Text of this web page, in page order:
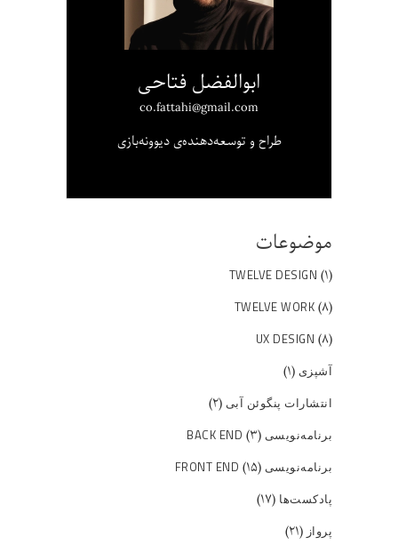
ابوالفضل فتاحی
co.fattahi@gmail.com
طراح و توسعه‌دهنده‌ی دیوونه‌بازی
موضوعات
TWELVE DESIGN (۱)
TWELVE WORK (۸)
UX DESIGN (۸)
آشپزی (۱)
انتشارات پنگوئن آبی (۲)
برنامه‌نویسی BACK END (۳)
برنامه‌نویسی FRONT END (۱۵)
پادکست‌ها (۱۷)
پرواز (۲۱)